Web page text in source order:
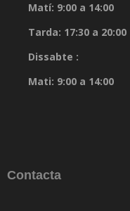
Matí: 9:00 a 14:00
Tarda: 17:30 a 20:00
Dissabte :
Mati: 9:00 a 14:00
Contacta